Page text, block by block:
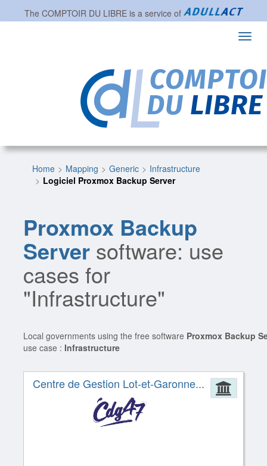
The COMPTOIR DU LIBREis a service of
Home Mapping Generic
Infrastructure
Logiciel Proxmox Backup Server
Proxmox Backup
Server software: use
cases for
"Infrastructure"
Local governments using the free software Proxmox Backup
use case : Infrastructure
Centre de Gestion Lot-et-Garonne...